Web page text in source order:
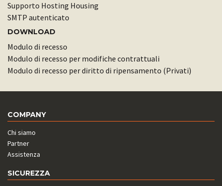
Supporto Hosting Housing
SMTP autenticato
DOWNLOAD
Modulo di recesso
Modulo di recesso per modifiche contrattuali
Modulo di recesso per diritto di ripensamento (Privati)
COMPANY
Chi siamo
Partner
Assistenza
SICUREZZA